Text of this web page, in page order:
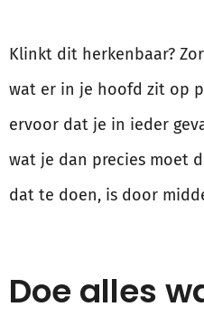
Klinkt dit herkenbaar?
wat er in je hoofd zit op
ervoor dat je in ieder
wat je dan precies moet
dat te doen, is door
Doe alles